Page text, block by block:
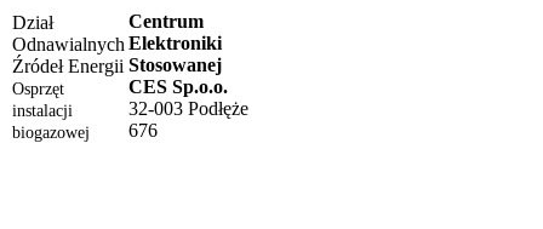
Dział
Odnawialnych
Źródeł Energii
Osprzęt
instalacji
biogazowej
Centrum
Elektroniki
Stosowanej
CES Sp.o.o.
32-003 Podłęże
676